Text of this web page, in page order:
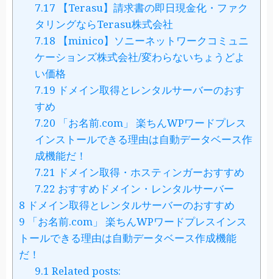
7.17 【Terasu】請求書の即日現金化・ファク
タリングならTerasu株式会社
7.18 【minico】ソニーネットワークコミュニ
ケーションズ株式会社/変わらないちょうどよ
い価格
7.19 ドメイン取得とレンタルサーバーのおす
すめ
7.20 「お名前.com」 楽ちんWPワードプレス
インストールできる理由は自動データベース作
成機能だ！
7.21 ドメイン取得・ホスティンガーおすすめ
7.22 おすすめドメイン・レンタルサーバー
8 ドメイン取得とレンタルサーバーのおすすめ
9 「お名前.com」 楽ちんWPワードプレスインス
トールできる理由は自動データベース作成機能
だ！
9.1 Related posts: